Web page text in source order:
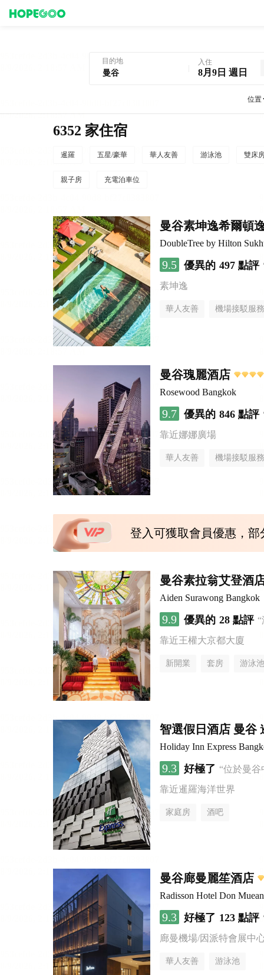
目的地 入住
8月9日 週日
位置
6352 家住宿
暹羅 五星/豪華 華人友善 游泳池 雙床
親子房 充電泊車位
曼谷素坤逸希爾頓
DoubleTree by Hilton
9.5 優異的 497 點評
素坤逸
華人友善 機場接駁服務
曼谷瑰麗酒店
Rosewood Bangkok
9.7 優異的 846 點評
靠近娜娜廣場
華人友善 機場接駁服務
登入可獲取會員優惠，
曼谷素拉翁艾登酒
Aiden Surawong Bangkok
9.9 優異的 28 點評
靠近王權大京都大廈
新開業 套房 游泳池
智選假日酒店 曼谷
Holiday Inn Express
9.3 好極了 “位於曼
靠近暹羅海洋世界
家庭房 酒吧
曼谷廊曼麗笙酒店
Radisson Hotel Don
9.3 好極了 123 點評
廊曼機場/因派特會展中
華人友善 游泳池